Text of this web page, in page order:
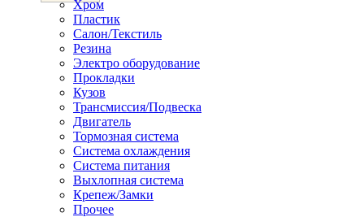
Хром
Пластик
Салон/Текстиль
Резина
Электро оборудование
Прокладки
Кузов
Трансмиссия/Подвеска
Двигатель
Тормозная система
Система охлаждения
Система питания
Выхлопная система
Крепеж/Замки
Прочее